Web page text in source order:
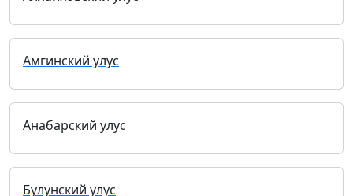
Амгинский улус
Анабарский улус
Булунский улус